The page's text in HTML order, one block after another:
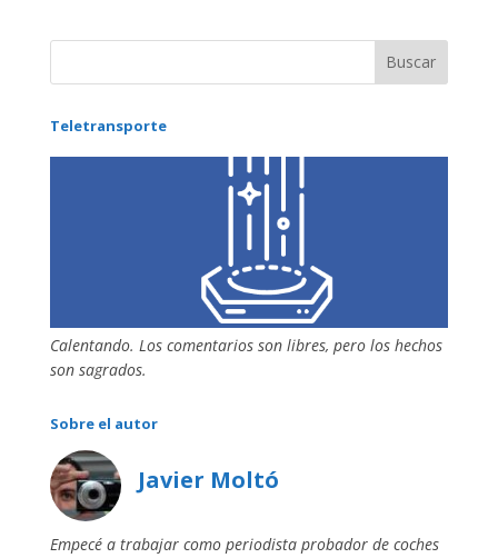
Teletransporte
Calentando. Los comentarios son libres, pero los hechos
son sagrados.
Sobre el autor
Javier Moltó
Empecé a trabajar como periodista probador de coches